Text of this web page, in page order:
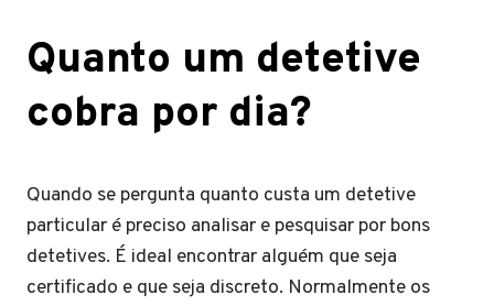
Quanto um detetive
cobra por dia?
Quando se pergunta quanto custa um detetive
particular é preciso analisar e pesquisar por bons
detetives. É ideal encontrar alguém que seja
certificado e que seja discreto. Normalmente os